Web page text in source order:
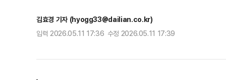
김효경 기자 (hyogg33@dailian.co.kr)
입력 2026.05.11 17:36 수정 2026.05.11 17:39